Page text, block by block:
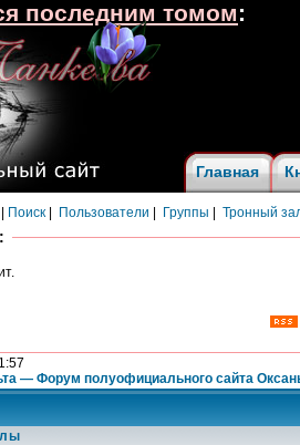
Главная
Поиск Пользователи Группы Тронный
— Форум полуофициального сайта
последним томом: